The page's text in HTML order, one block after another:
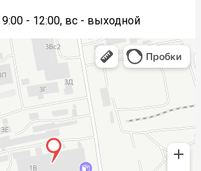
9:00 - 12:00, вс - выходной